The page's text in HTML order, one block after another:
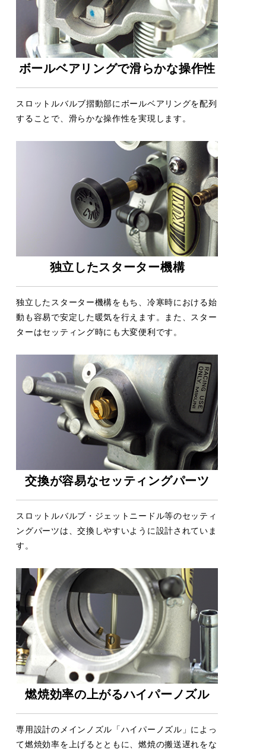
ボールベアリングで滑らかな操作性
スロットルバルブ摺動部にボールベアリングを配列
することで、滑らかな操作性を実現します。
独立したスターター機構
独立したスターター機構をもち、冷寒時における始
動も容易で安定した暖気を行えます。また、スター
ターはセッティング時にも大変便利です。
交換が容易なセッティングパーツ
スロットルバルブ・ジェットニードル等のセッティ
ングパーツは、交換しやすいように設計されていま
す。
燃焼効率の上がるハイパーノズル
専用設計のメインノズル「ハイパーノズル」によっ
て燃焼効率を上げるとともに、燃焼の搬送遅れをな